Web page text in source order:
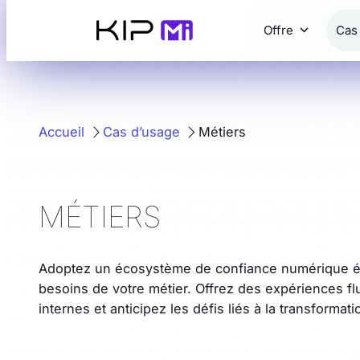
Offre Cas
Accueil Cas d’usage Métiers
MÉTIERS
Adoptez un écosystème de confiance numérique
besoins de votre métier. Offrez des expériences
internes et anticipez les défis liés à la